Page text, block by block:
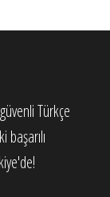
Türkçe